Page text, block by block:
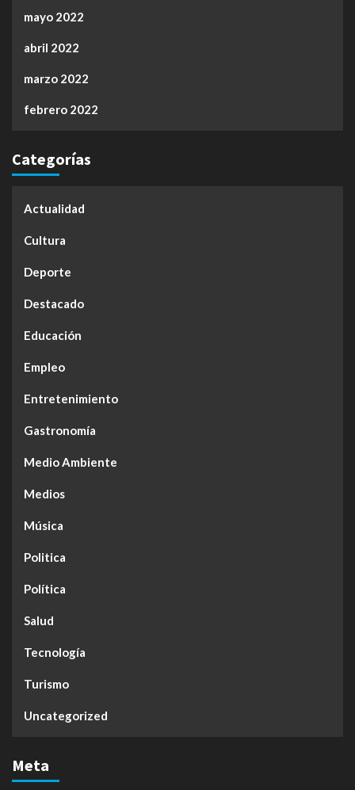
mayo 2022
abril 2022
marzo 2022
febrero 2022
Categorías
Actualidad
Cultura
Deporte
Destacado
Educación
Empleo
Entretenimiento
Gastronomía
Medio Ambiente
Medios
Música
Politica
Política
Salud
Tecnología
Turismo
Uncategorized
Meta